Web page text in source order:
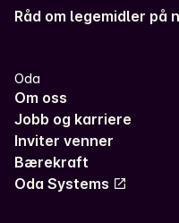
Råd om legemidler på
Oda
Om oss
Jobb og karriere
Inviter venner
Bærekraft
Oda Systems